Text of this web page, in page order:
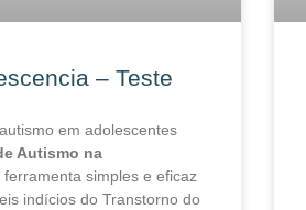
– Teste
em adolescentes
Autismo na
ferramenta simples e eficaz
indícios do Transtorno do